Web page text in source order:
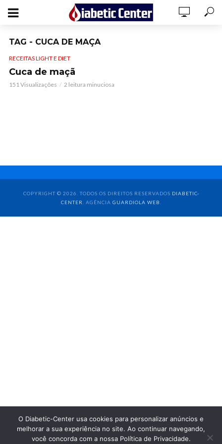
TAG - CUCA DE MAÇA
RECEITAS LIGHT E DIET
Cuca de maçã
151 Visualizações 2 leitura minuciosa
COPYRIGHT © 2026. TODOS OS DIREITOS RESERVADOS DIABETIC-
CENTER
. AGÊNCIA GUARDIOLA WEB
O Diabetic-Center usa cookies para personalizar anúncios e
melhorar a sua experiência no site. Ao continuar navegando,
você concorda com a nossa Política de Privacidade.